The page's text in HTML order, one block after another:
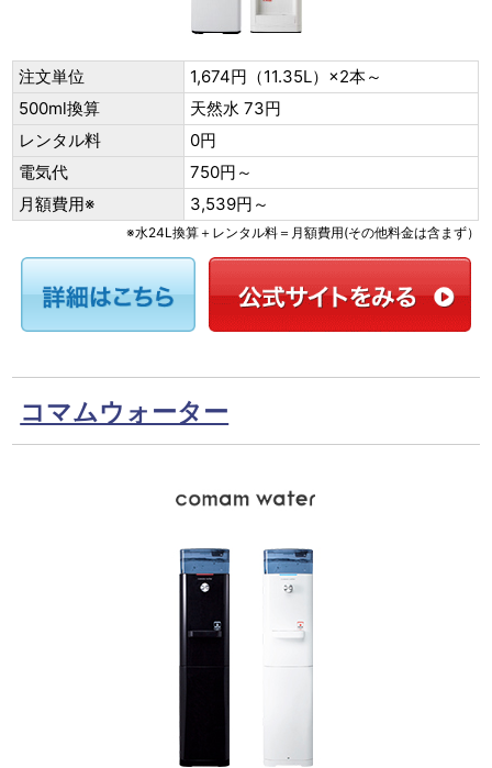
注文単位
1,674円（11.35L）×2本～
500ml換算
天然水 73円
レンタル料
0円
電気代
750円～
月額費用※
3,539円～
※水24L換算＋レンタル料＝月額費用(その他料金は含まず）
コマムウォーター